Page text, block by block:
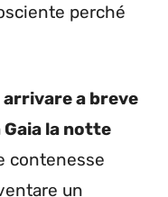
perché
a breve
la notte
contenesse
un